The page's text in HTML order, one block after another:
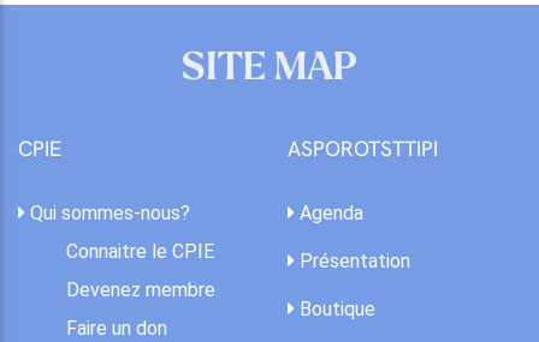
SITE MAP
CPIE
Qui sommes-nous?
Connaitre le CPIE
Devenez membre
Faire un don
ASPOROTSTTIPI
Agenda
Présentation
Boutique